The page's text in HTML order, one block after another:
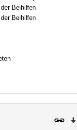
Beihilfen
Beihilfen